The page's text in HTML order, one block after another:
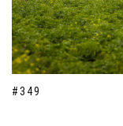
#349